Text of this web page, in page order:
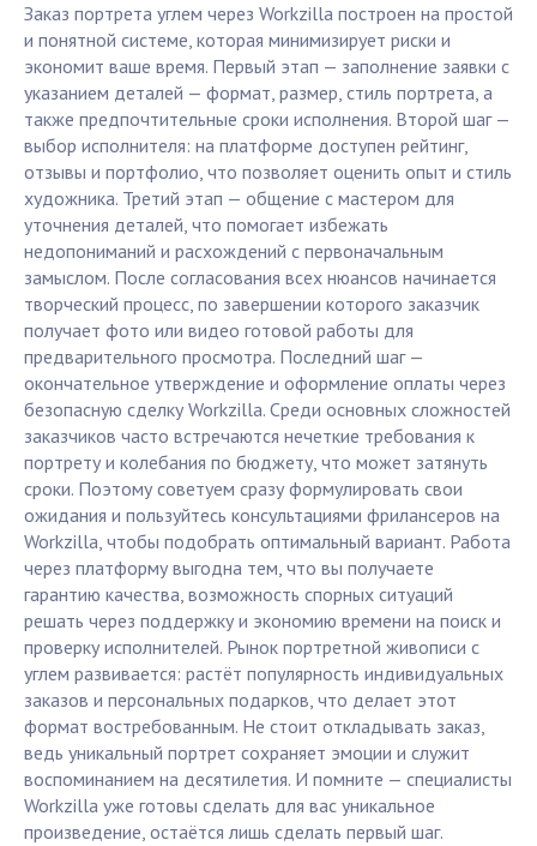
Заказ портрета углем через Workzilla построен на простой
и понятной системе, которая минимизирует риски и
экономит ваше время. Первый этап — заполнение заявки с
указанием деталей — формат, размер, стиль портрета, а
также предпочтительные сроки исполнения. Второй шаг —
выбор исполнителя: на платформе доступен рейтинг,
отзывы и портфолио, что позволяет оценить опыт и стиль
художника. Третий этап — общение с мастером для
уточнения деталей, что помогает избежать
недопониманий и расхождений с первоначальным
замыслом. После согласования всех нюансов начинается
творческий процесс, по завершении которого заказчик
получает фото или видео готовой работы для
предварительного просмотра. Последний шаг —
окончательное утверждение и оформление оплаты через
безопасную сделку Workzilla. Среди основных сложностей
заказчиков часто встречаются нечеткие требования к
портрету и колебания по бюджету, что может затянуть
сроки. Поэтому советуем сразу формулировать свои
ожидания и пользуйтесь консультациями фрилансеров на
Workzilla, чтобы подобрать оптимальный вариант. Работа
через платформу выгодна тем, что вы получаете
гарантию качества, возможность спорных ситуаций
решать через поддержку и экономию времени на поиск и
проверку исполнителей. Рынок портретной живописи с
углем развивается: растёт популярность индивидуальных
заказов и персональных подарков, что делает этот
формат востребованным. Не стоит откладывать заказ,
ведь уникальный портрет сохраняет эмоции и служит
воспоминанием на десятилетия. И помните — специалисты
Workzilla уже готовы сделать для вас уникальное
произведение, остаётся лишь сделать первый шаг.